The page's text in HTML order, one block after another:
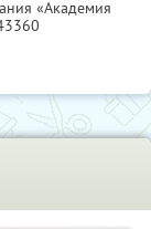
«Академия